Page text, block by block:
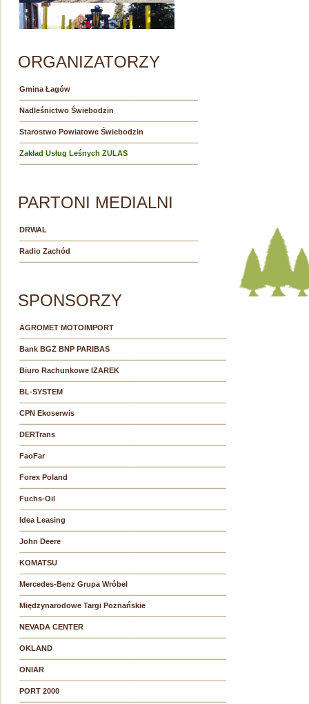
ORGANIZATORZY
Gmina Łagów
Nadleśnictwo Świebodzin
Starostwo Powiatowe Świebodzin
Zakład Usług Leśnych ZULAS
PARTONI MEDIALNI
DRWAL
Radio Zachód
SPONSORZY
AGROMET MOTOIMPORT
Bank BGŻ BNP PARIBAS
Biuro Rachunkowe IZAREK
BL-SYSTEM
CPN Ekoserwis
DERTrans
FaoFar
Forex Poland
Fuchs-Oil
Idea Leasing
John Deere
KOMATSU
Mercedes-Benz Grupa Wróbel
Międzynarodowe Targi Poznańskie
NEVADA CENTER
OKLAND
ONIAR
PORT 2000